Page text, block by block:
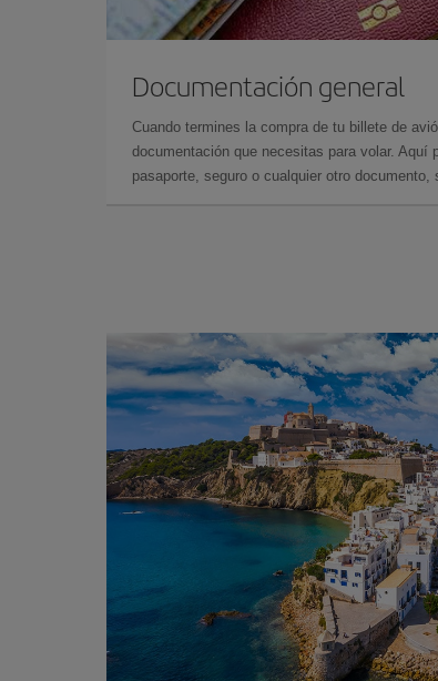
Documentación general
Cuando termines la compra de tu billete de
documentación que necesitas para volar. Aquí
pasaporte, seguro o cualquier otro